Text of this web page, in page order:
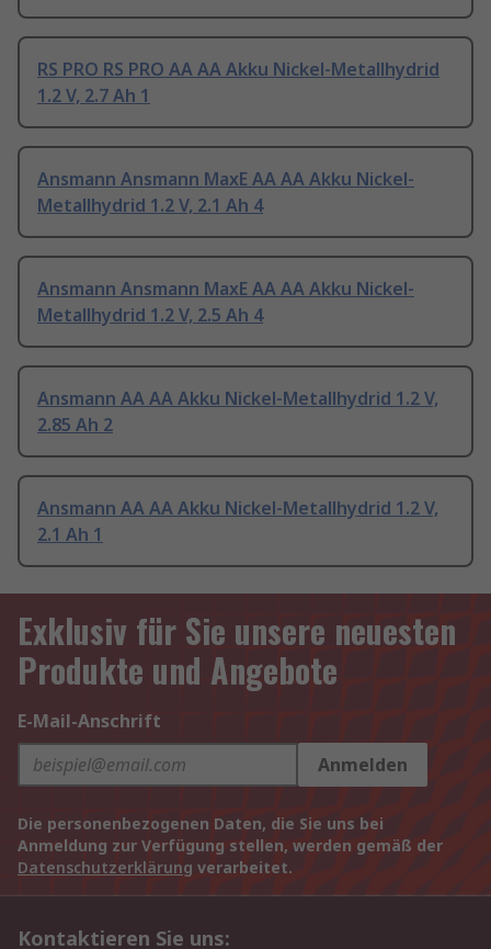
RS PRO RS PRO AA AA Akku Nickel-Metallhydrid
1.2 V, 2.7 Ah 1
Ansmann Ansmann MaxE AA AA Akku Nickel-
Metallhydrid 1.2 V, 2.1 Ah 4
Ansmann Ansmann MaxE AA AA Akku Nickel-
Metallhydrid 1.2 V, 2.5 Ah 4
Ansmann AA AA Akku Nickel-Metallhydrid 1.2 V,
2.85 Ah 2
Ansmann AA AA Akku Nickel-Metallhydrid 1.2 V,
2.1 Ah 1
Exklusiv für Sie unsere neuesten
Produkte und Angebote
E-Mail-Anschrift
Anmelden
Die personenbezogenen Daten, die Sie uns bei
Anmeldung zur Verfügung stellen, werden gemäß der
Datenschutzerklärung verarbeitet.
Kontaktieren Sie uns: